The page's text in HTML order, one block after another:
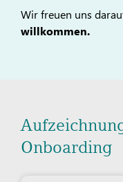
Wir freuen uns
willkommen.
Onboarding